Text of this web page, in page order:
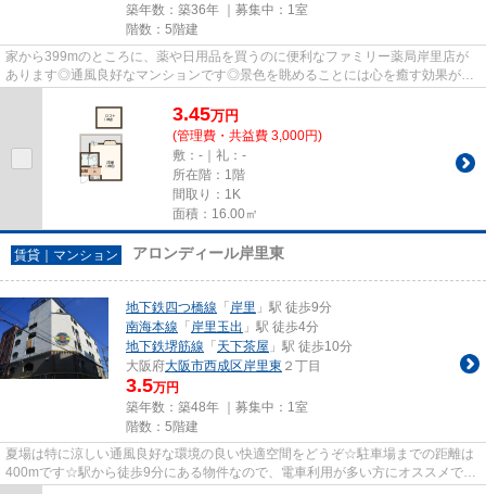
築年数：築36年 ｜募集中： 1室
階数：5階建
家から399mのところに、薬や日用品を買うのに便利なファミリー薬局岸里店が
あります◎通風良好なマンションです◎景色を眺めることには心を癒す効果があ
3.45万円
(管理費・共益費 3,000円)
敷：-｜礼：-
所在階：1階
間取り：1K
面積：16.00㎡
賃貸｜マンション アロンディール岸里東
地下鉄四つ橋線 「 岸里 」駅 徒歩9分
南海本線 「 岸里玉出 」駅 徒歩4分
地下鉄堺筋線 「 天下茶屋 」駅 徒歩10分
大阪府大阪市西成区岸里東 ２丁目
3.5万円
築年数：築48年 ｜募集中： 1室
階数：5階建
夏場は特に涼しい通風良好な環境の良い快適空間をどうぞ☆駐車場までの距離は
400mです☆駅から徒歩9分にある物件なので、電車利用が多い方にオススメです